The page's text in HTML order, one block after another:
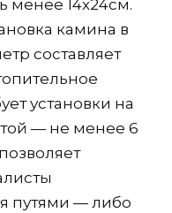
менее 14х24см.
камина в
составляет
установки на
— не менее 6
путями — либо